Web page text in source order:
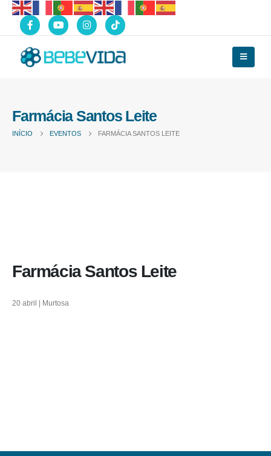
Farmácia Santos Leite
INÍCIO EVENTOS FARMÁCIA SANTOS LEITE
Farmácia Santos Leite
20 abril | Murtosa